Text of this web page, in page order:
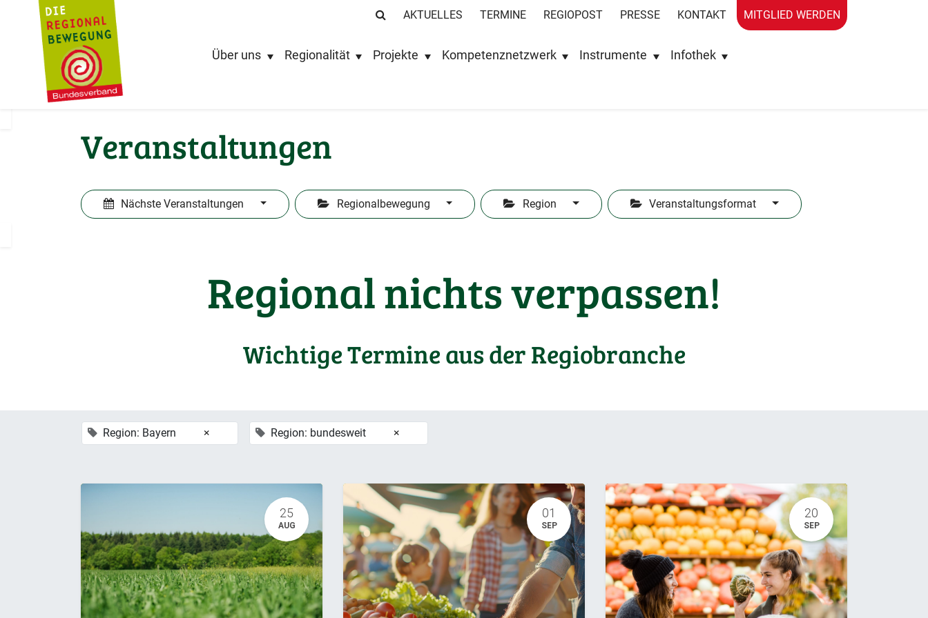
AKTUELLES TERMINE REGIOPOST PRESSE KONTAKT MITGLIED WERDEN
Über uns Regionalität Projekte Kompetenznetzwerk Instrumente Infothek
Veranstaltungen
Nächste Veranstaltungen Regionalbewegung Region Veranstaltungsformat
Regional nichts verpassen!
Wichtige Termine aus der Regiobranche
Region: Bayern × Region: bundesweit ×
25
AUG
01
SEP
20
SEP